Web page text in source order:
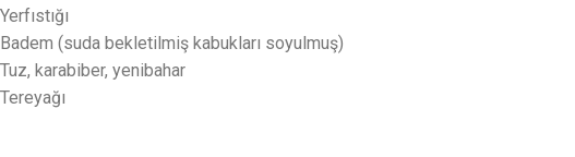
Yerfıstığı
Badem (suda bekletilmiş kabukları soyulmuş)
Tuz, karabiber, yenibahar
Tereyağı